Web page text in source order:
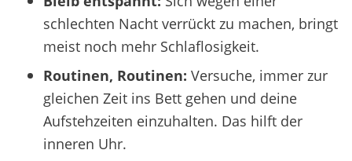
schlechten Nacht verrückt zu machen, bringt
meist noch mehr Schlaflosigkeit.
Routinen, Routinen: Versuche, immer zur
gleichen Zeit ins Bett gehen und deine
Aufstehzeiten einzuhalten. Das hilft der
inneren Uhr.